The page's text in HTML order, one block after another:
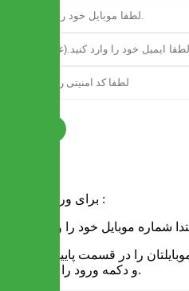
برای ورود به سایت :
و دکمه ورود را انتخاب کنید.